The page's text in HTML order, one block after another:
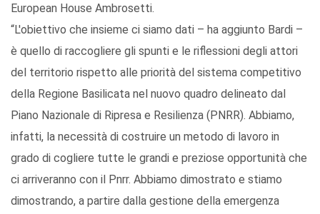
European House Ambrosetti.
“L'obiettivo che insieme ci siamo dati – ha aggiunto Bardi –
è quello di raccogliere gli spunti e le riflessioni degli attori
del territorio rispetto alle priorità del sistema competitivo
della Regione Basilicata nel nuovo quadro delineato dal
Piano Nazionale di Ripresa e Resilienza (PNRR). Abbiamo,
infatti, la necessità di costruire un metodo di lavoro in
grado di cogliere tutte le grandi e preziose opportunità che
ci arriveranno con il Pnrr. Abbiamo dimostrato e stiamo
dimostrando, a partire dalla gestione della emergenza